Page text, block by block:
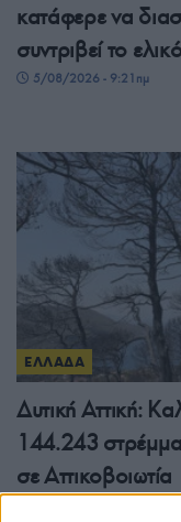
κατάφερε να
συντριβεί το
5/08/2026 - 9:21πμ
ΕΛΛΑΔΑ
Δυτική Αττική:
144.243
σε Αττικοβοιωτία